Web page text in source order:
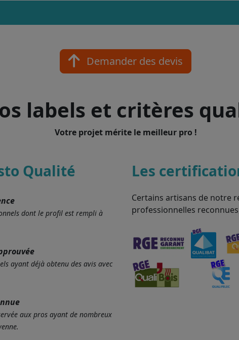
Demander des devis
labels et critères
Votre projet mérite le meilleur pro !
Qualité
dont le profil est rempli à
ayant déjà obtenu des avis avec
aux pros ayant de nombreux
Les
Certains artisans de notre
professionnelles